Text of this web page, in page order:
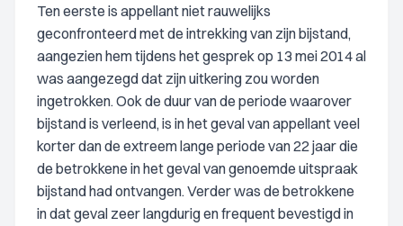
Ten eerste is appellant niet rauwelijks
geconfronteerd met de intrekking van zijn bijstand,
aangezien hem tijdens het gesprek op 13 mei 2014 al
was aangezegd dat zijn uitkering zou worden
ingetrokken. Ook de duur van de periode waarover
bijstand is verleend, is in het geval van appellant veel
korter dan de extreem lange periode van 22 jaar die
de betrokkene in het geval van genoemde uitspraak
bijstand had ontvangen. Verder was de betrokkene
in dat geval zeer langdurig en frequent bevestigd in